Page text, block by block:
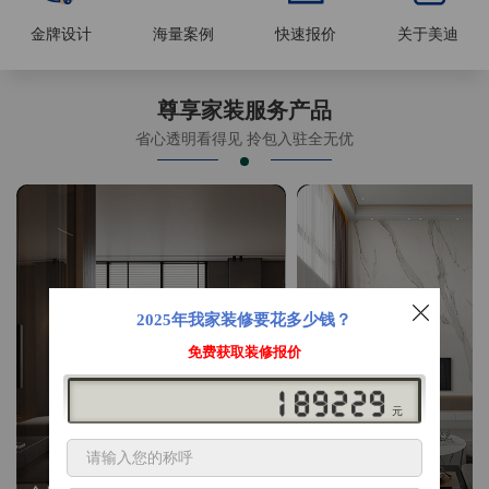
金牌设计 海量案例 快速报价 关于美迪
尊享家装服务产品
省心透明看得见 拎包入驻全无优